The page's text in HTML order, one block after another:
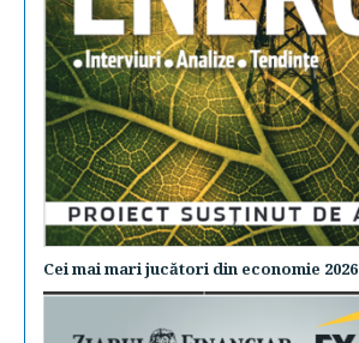
Cei mai mari jucători din economie 2026